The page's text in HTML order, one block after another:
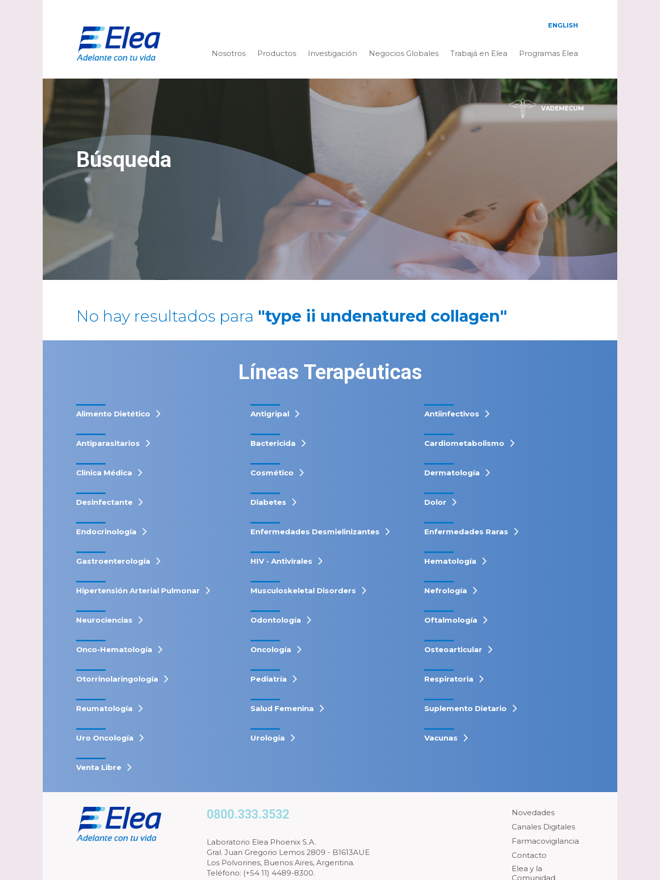
Nosotros Productos Investigación Negocios Globales Trabajá en Elea Programas Elea
ENGLISH
VADEMECUM
Búsqueda
No hay resultados para "type ii undenatured collagen"
Líneas Terapéuticas
Alimento Dietético Antigripal Antiinfectivos
Antiparasitarios Bactericida Cardiometabolismo
Clínica Médica Cosmético Dermatología
Desinfectante Diabetes Dolor
Endocrinología Enfermedades Desmielinizantes Enfermedades Raras
Gastroenterología HIV - Antivirales Hematología
Hipertensión Arterial Pulmonar Musculoskeletal Disorders Nefrología
Neurociencias Odontología Oftalmología
Onco-Hematología Oncología Osteoarticular
Otorrinolaringología Pediatría Respiratoria
Reumatología Salud Femenina Suplemento Dietario
Uro Oncología Urología Vacunas
Venta Libre
0800.333.3532
Laboratorio Elea Phoenix S.A.
Gral. Juan Gregorio Lemos 2809 - B1613AUE
Los Polvorines, Buenos Aires, Argentina.
Teléfono: (+54 11) 4489-8300.
Novedades
Canales Digitales
Farmacovigilancia
Contacto
Elea y la
Comunidad